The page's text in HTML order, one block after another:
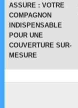
ASSURE : VOTRE
COMPAGNON
INDISPENSABLE
POUR UNE
COUVERTURE SUR-
MESURE